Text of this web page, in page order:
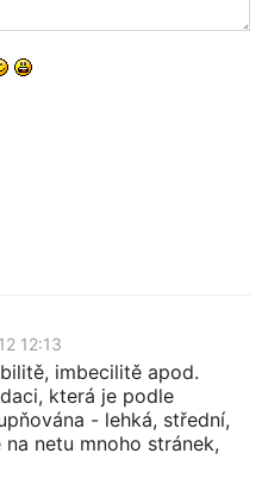
12:13
imbecilitě apod.
která je podle
- lehká, střední,
netu mnoho stránek,